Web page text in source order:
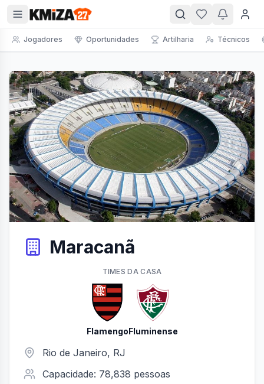
Jogadores Oportunidades Artilharia Técnicos
Maracanã
Rio de Janeiro, RJ
Capacidade: 78,838 pessoas
TIMES DA CASA
FlamengoFluminense